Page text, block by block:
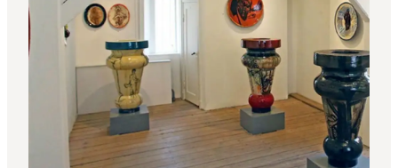
Sehenswürdigkeiten
Aktivitäten
Essen und trinken
Unterkünfte
Reiseplanung
Veranstaltungen